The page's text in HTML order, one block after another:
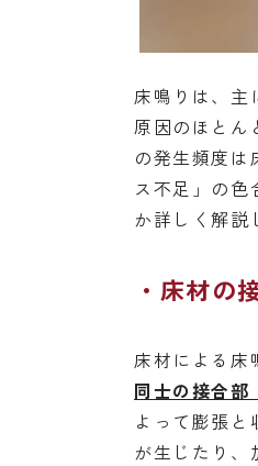
床鳴りは、主
原因のほとん
の発生頻度
ス不足」の
か詳しく解説
床材の
床材による床
同士の接合部
よって膨張と
が生じたり